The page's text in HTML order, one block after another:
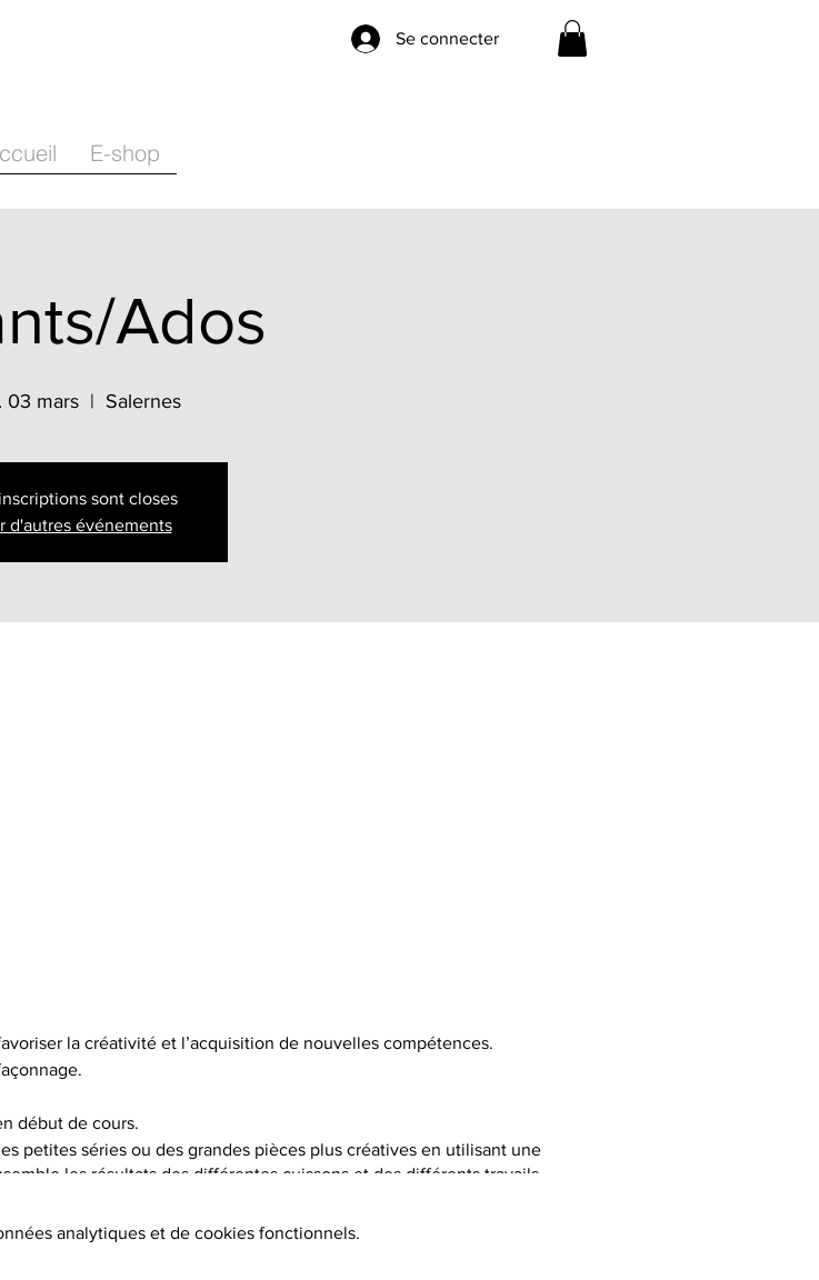
Se connecter
E-shop
Ados
03 mars
  |
Salernes
sont closes
d'autres événements
la créativité et l’acquisition de nouvelles compétences.
début de cours.
petites séries ou des grandes pièces plus créatives en utilisant une
les résultats des différentes cuissons et des différents travails
et pas moins de 15 engobes.
analytiques et de cookies fonctionnels.